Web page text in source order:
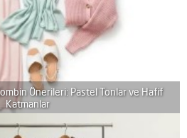
Önerileri: Pastel Tonlar ve Hafif
Katmanlar